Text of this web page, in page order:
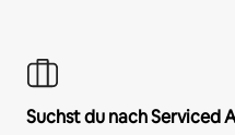
Suchst du nach Serviced